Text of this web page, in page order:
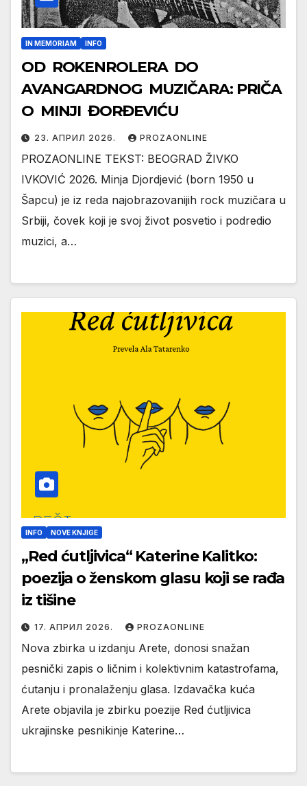
IN MEMORIAM INFO
OD ROKENROLERA DO
AVANGARDNOG MUZIČARA: PRIČA
O MINJI ĐORĐEVIĆU
23. АПРИЛ 2026. PROZAONLINE
PROZAONLINE TEKST: BEOGRAD ŽIVKO
IVKOVIĆ 2026. Minja Djordjević (born 1950 u
Šapcu) je iz reda najobrazovanijih rock muzičara u
Srbiji, čovek koji je svoj život posvetio i podredio
muzici, a…
INFO NOVE KNJIGE
„Red ćutljivica“ Katerine Kalitko:
poezija o ženskom glasu koji se rađa
iz tišine
17. АПРИЛ 2026. PROZAONLINE
Nova zbirka u izdanju Arete, donosi snažan
pesnički zapis o ličnim i kolektivnim katastrofama,
ćutanju i pronalaženju glasa. Izdavačka kuća
Arete objavila je zbirku poezije Red ćutljivica
ukrajinske pesnikinje Katerine…